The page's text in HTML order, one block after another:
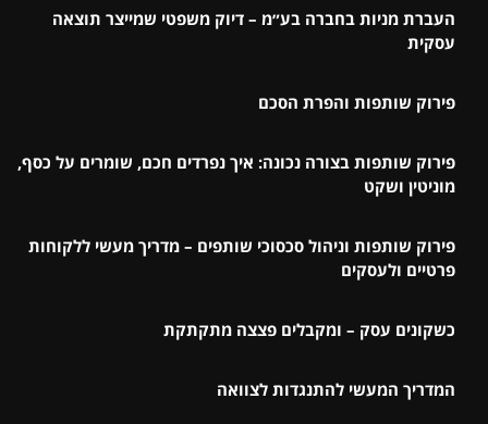
העברת מניות בחברה בע״מ – דיוק משפטי שמייצר תוצאה
עסקית
פירוק שותפות והפרת הסכם
פירוק שותפות בצורה נכונה: איך נפרדים חכם, שומרים על כסף,
מוניטין ושקט
פירוק שותפות וניהול סכסוכי שותפים – מדריך מעשי ללקוחות
פרטיים ולעסקים
כשקונים עסק – ומקבלים פצצה מתקתקת
המדריך המעשי להתנגדות לצוואה